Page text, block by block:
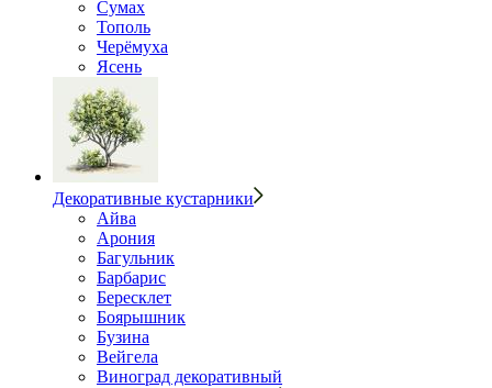
Сумах
Тополь
Черёмуха
Ясень
Декоративные кустарники
Айва
Арония
Багульник
Барбарис
Бересклет
Боярышник
Бузина
Вейгела
Виноград декоративный